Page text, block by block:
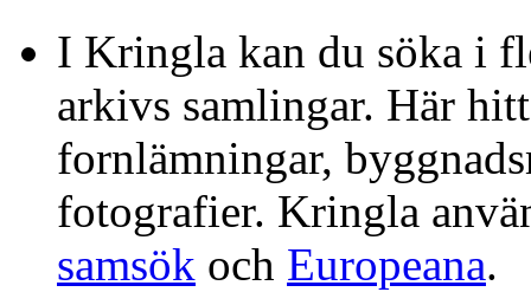
I Kringla kan du söka i
arkivs samlingar. Här
fornlämningar,
fotografier. Kringla
samsök och Europeana.